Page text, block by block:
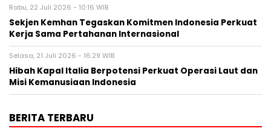
Rabu, 22 Juli 2026 - 10:16 WIB
Sekjen Kemhan Tegaskan Komitmen Indonesia Perkuat
Kerja Sama Pertahanan Internasional
Selasa, 21 Juli 2026 - 16:29 WIB
Hibah Kapal Italia Berpotensi Perkuat Operasi Laut dan
Misi Kemanusiaan Indonesia
BERITA TERBARU